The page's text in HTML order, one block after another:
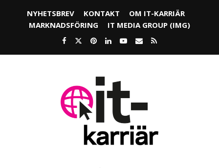
NYHETSBREV KONTAKT
OM IT-KARRIÄR
MARKNADSFÖRING
IT MEDIA GROUP (IMG)